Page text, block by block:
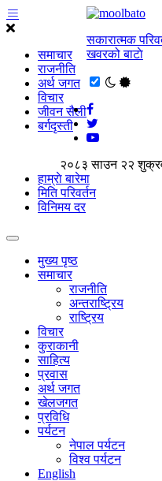
समाचार
राजनीति
अर्थ जगत
विचार
जीवन सैली
बर्गदृस्ती
सकारात्मक
खवरको बाटाे
२०८३ साउन २२
हाम्राे बारेमा
मिति परिवर्तन
विनिमय दर
मुख्य पृष्ठ
समाचार
राजनीति
अन्तराष्ट्रिय
राष्ट्रिय
विचार
कुराकानी
साहित्य
प्रवास
अर्थ जगत
खेलजगत
प्रविधि
पर्यटन
नेपाल पर्यटन
विश्व पर्यटन
English